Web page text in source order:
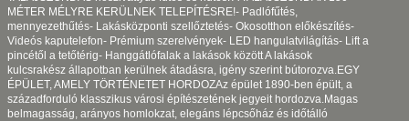
MÉTER MÉLYRE KERÜLNEK TELEPÍTÉSRE!- Padlófűtés,
mennyezethűtés- Lakásközponti szellőztetés- Okosotthon előkészítés-
Videós kaputelefon- Prémium szerelvények- LED hangulatvilágítás- Lift a
pincétől a tetőtérig- Hanggátlófalak a lakások között A lakások
kulcsrakész állapotban kerülnek átadásra, igény szerint bútorozva.EGY
ÉPÜLET, AMELY TÖRTÉNETET HORDOZAz épület 1890-ben épült, a
századforduló klasszikus városi építészetének jegyeit hordozva.Magas
belmagasság, arányos homlokzat, elegáns lépcsőház és időtálló